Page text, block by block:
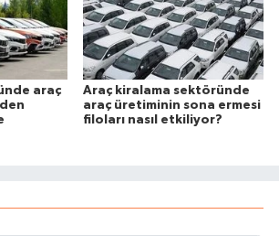
araç
Araç kiralama sektöründe
araç üretiminin sona ermesi
filoları nasıl etkiliyor?